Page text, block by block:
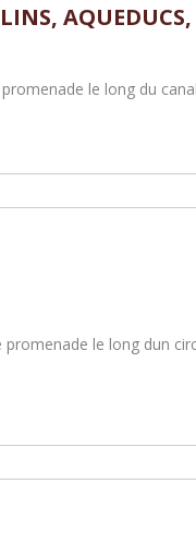
le long du
le long dun